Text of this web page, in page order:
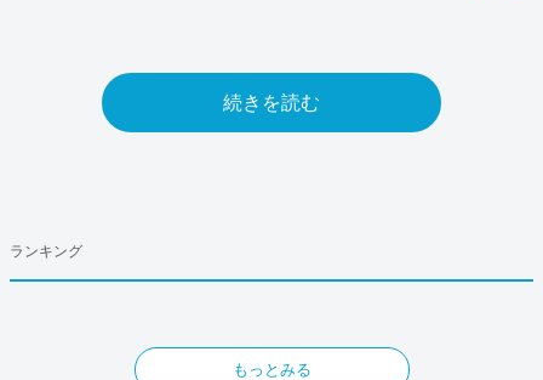
続きを読む
ランキング
もっとみる